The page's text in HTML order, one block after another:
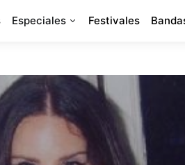
Especiales Festivales